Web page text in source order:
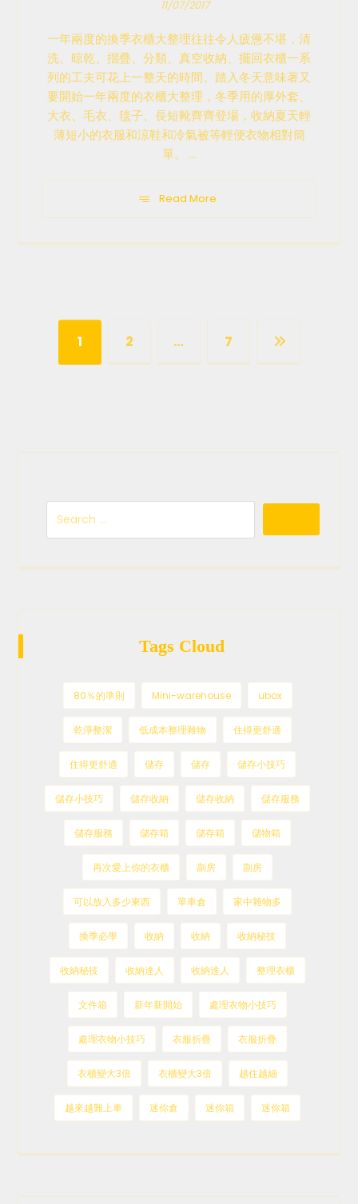
11/07/2017
一年兩度的換季衣櫃大整理往往令人疲憊不堪，清
洗、晾乾、摺疊、分類、真空收納、擺回衣櫃一系
列的工夫可花上一整天的時間。踏入冬天意味著又
要開始一年兩度的衣櫃大整理，冬季用的厚外套、
大衣、毛衣、毯子、長短靴齊齊登場，收納夏天輕
薄短小的衣服和涼鞋和冷氣被等輕便衣物相對簡
單。 ...
Read More
1 2 … 7
Tags Cloud
80％的準則 Mini-warehouse ubox
乾淨整潔 低成本整理雜物 住得更舒適
住得更舒適 儲存 儲存 儲存小技巧
儲存小技巧 儲存收納 儲存收納 儲存服務
儲存服務 儲存箱 儲存箱 儲物箱
再次愛上你的衣櫃 劏房 劏房
可以放入多少東西 單車倉 家中雜物多
換季必學 收納 收納 收納秘技
收納秘技 收納達人 收納達人 整理衣櫃
文件箱 新年新開始 處理衣物小技巧
處理衣物小技巧 衣服折疊 衣服折疊
衣櫃變大3倍 衣櫃變大3倍 越住越細
越來越難上車 迷你倉 迷你箱 迷你箱